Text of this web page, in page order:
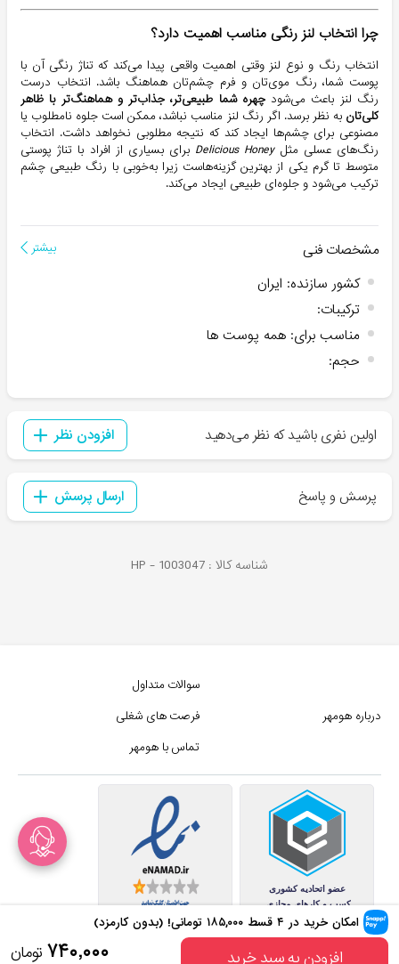
امکان خرید در ۴ قسط ۱۸۵,۰۰۰ تومانی! (بدون کارمزد)
افزودن به سبد خرید ۷۴۰,۰۰۰ تومان
چرا انتخاب لنز رنگی مناسب اهمیت دارد؟
انتخاب رنگ و نوع لنز وقتی اهمیت واقعی پیدا می‌کند که تناژ رنگی آن با
پوست شما، رنگ موی‌تان و فرم چشم‌تان هماهنگ باشد. انتخاب درست
رنگ لنز باعث می‌شودچهره شما طبیعی‌تر، جذاب‌تر و هماهنگ‌تر با ظاهر
کلی‌تان به نظر برسد. اگر رنگ لنز مناسب نباشد، ممکن است جلوه نامطلوب یا
مصنوعی برای چشم‌ها ایجاد کند که نتیجه مطلوبی نخواهد داشت. انتخاب
رنگ‌های عسلی مثلDelicious Honey برای بسیاری از افراد با تناژ پوستی
متوسط تا گرم یکی از بهترین گزینه‌هاست زیرا به‌خوبی با رنگ طبیعی چشم
ترکیب می‌شود و جلوه‌ای طبیعی ایجاد می‌کند.
مشخصات فنی بیشتر
کشور سازنده: ایران
ترکیبات:
مناسب برای: همه پوست ها
حجم:
اولین نفری باشید که نظر می‌دهید افزودن نظر
پرسش و پاسخ ارسال پرسش
شناسه کالا : HP - 1003047
درباره هومهر
سوالات متداول
فرصت های شغلی
تماس با هومهر
کلیه حقوق این سایت متعلق به